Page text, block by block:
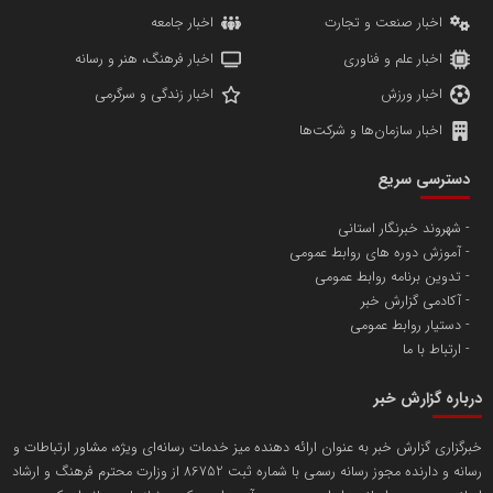
پایگاه اطلاع رسانی اعتلای نهادهای مردمی
تامین آهن اسفنجی تولیدکنندگان فولاد در کشور
تریبون
مسعودصادقی
اخبار صنعت و تجارت
اخبار جامعه
اخبار علم و فناوری
اخبار فرهنگ، هنر و رسانه
اخبار ورزش
اخبار زندگی و سرگرمی
اخبار سازمان‌ها و شرکت‌ها
دسترسی سریع
شهروند خبرنگار استانی
آموزش دوره های روابط عمومی
تدوین برنامه روابط عمومی
آکادمی گزارش خبر
دستیار روابط عمومی
ارتباط با ما
درباره گزارش خبر
خبرگزاری گزارش خبر به عنوان ارائه دهنده میز خدمات رسانه‌ای ویژه، مشاور ارتباطات و
رسانه و دارنده مجوز رسانه رسمی با شماره ثبت 86752 از وزارت محترم فرهنگ و ارشاد